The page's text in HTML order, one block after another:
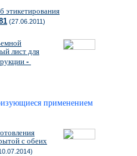
этикетирования
(27.06.2011)
лист для
-
применением
с обеих